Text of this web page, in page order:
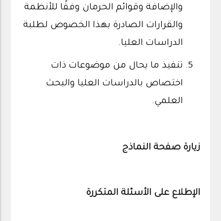
والإضافة وقوائم الحرمان وفقًا للأنظمة
والقرارات الصادرة بهذا الخصوص لطلبة
الدراسات العليا.
تنفيذ ما يحال من موضوعات ذات
اختصاص بالدراسات العليا والبحث
العلمي.
زيارة صفحة النماذج
الإطلاع على الأسئلة المتكررة